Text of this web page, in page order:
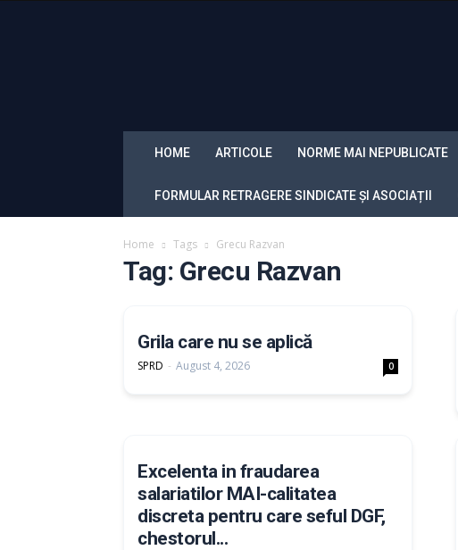
HOME ARTICOLE NORME MAI NEPUBLICATE
FORMULAR RETRAGERE SINDICATE ȘI ASOCIAȚII
Home Tags Grecu Razvan
Tag: Grecu Razvan
Grila care nu se aplică
SPRD - August 4, 2026 0
Excelenta in fraudarea
salariatilor MAI-calitatea
discreta pentru care seful DGF,
chestorul...